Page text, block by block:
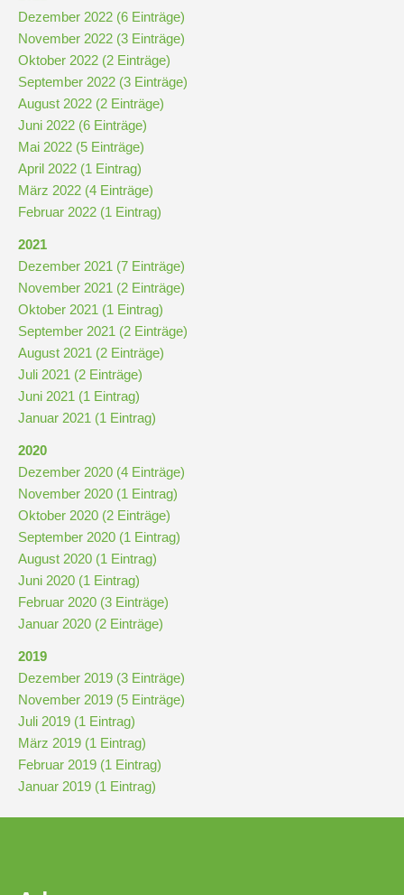
Dezember 2022 (6 Einträge)
November 2022 (3 Einträge)
Oktober 2022 (2 Einträge)
September 2022 (3 Einträge)
August 2022 (2 Einträge)
Juni 2022 (6 Einträge)
Mai 2022 (5 Einträge)
April 2022 (1 Eintrag)
März 2022 (4 Einträge)
Februar 2022 (1 Eintrag)
2021
Dezember 2021 (7 Einträge)
November 2021 (2 Einträge)
Oktober 2021 (1 Eintrag)
September 2021 (2 Einträge)
August 2021 (2 Einträge)
Juli 2021 (2 Einträge)
Juni 2021 (1 Eintrag)
Januar 2021 (1 Eintrag)
2020
Dezember 2020 (4 Einträge)
November 2020 (1 Eintrag)
Oktober 2020 (2 Einträge)
September 2020 (1 Eintrag)
August 2020 (1 Eintrag)
Juni 2020 (1 Eintrag)
Februar 2020 (3 Einträge)
Januar 2020 (2 Einträge)
2019
Dezember 2019 (3 Einträge)
November 2019 (5 Einträge)
Juli 2019 (1 Eintrag)
März 2019 (1 Eintrag)
Februar 2019 (1 Eintrag)
Januar 2019 (1 Eintrag)